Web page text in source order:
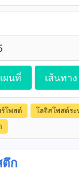
ผนที่ เส้นทาง
ร์โพสต์ โลจิสโพสต์ระ
ก